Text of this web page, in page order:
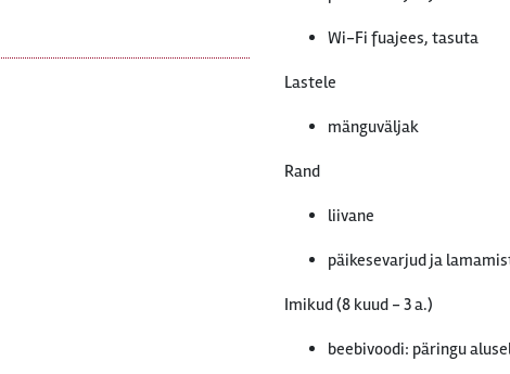
Wi-Fi fuajees, tasuta
Lastele
mänguväljak
Rand
liivane
päikesevarjud ja
Imikud (8 kuud - 3 a.)
beebivoodi: päringu